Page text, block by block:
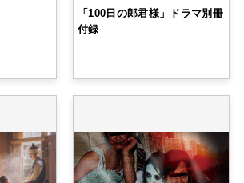
「100日の郎君様」ドラマ別冊
付録